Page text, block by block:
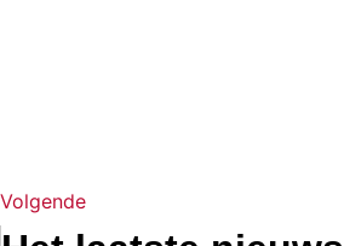
Volgende